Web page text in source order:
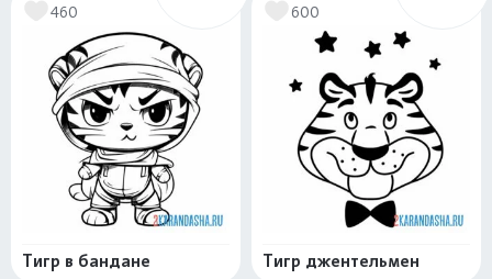
460
Тигр в бандане
600
Тигр джентельмен